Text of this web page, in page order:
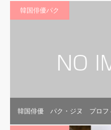
韓国俳優パク
韓国俳優 パク・ジヌ プロフ